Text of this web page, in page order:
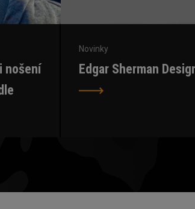
nošení
Novinky
Edgar Sherman